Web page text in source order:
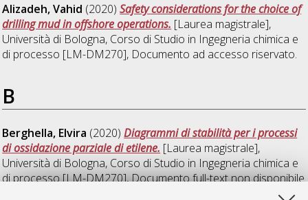
Alizadeh, Vahid (2020)Safety considerations for the choice of
drilling mud in offshore operations. [Laurea magistrale],
Università di Bologna, Corso di Studio in Ingegneria chimica e
di processo [LM-DM270], Documento ad accesso riservato.
B
Berghella, Elvira (2020)Diagrammi di stabilità per i processi
di ossidazione parziale di etilene. [Laurea magistrale],
Università di Bologna, Corso di Studio in Ingegneria chimica e
di processo [LM-DM270], Documento full-text non disponibile